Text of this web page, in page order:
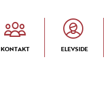
KONTAKT ELEVSIDE